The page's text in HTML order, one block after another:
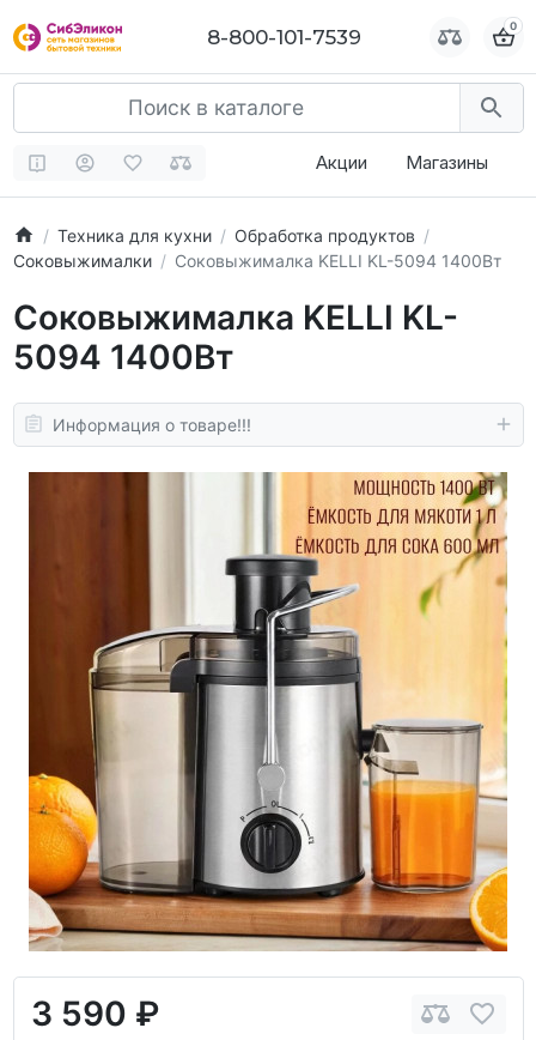
8-800-101-7539 0
Акции Магазины
Техника для кухни
Обработка продуктов
Соковыжималки
Соковыжималка KELLI KL-5094 1400Вт
Соковыжималка KELLI KL-
5094 1400Вт
Информация о товаре!!!
3 590 ₽
8-800-101-7539 0